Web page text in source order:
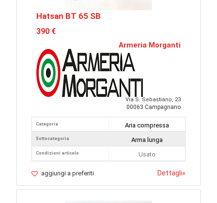
Hatsan BT 65 SB
390 €
Armeria Morganti
Via S. Sebastiano, 23
00063 Campagnano
Categoria
Sottocategoria
Condizioni articolo
Aria compressa
Arma lunga
Usato
aggiungi a preferiti Dettagli»